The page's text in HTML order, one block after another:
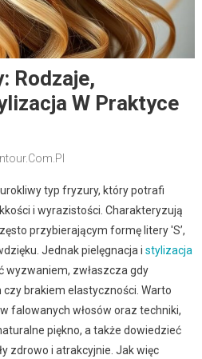
Rodzaje,
W Praktyce
typ fryzury, który potrafi
i wyrazistości. Charakteryzują
przybierającym formę litery 'S’,
Jednak pielęgnacja i stylizacja
wyzwaniem, zwłaszcza gdy
brakiem elastyczności. Warto
falowanych włosów oraz techniki,
piękno, a także dowiedzieć
zdrowo i atrakcyjnie. Jak więc